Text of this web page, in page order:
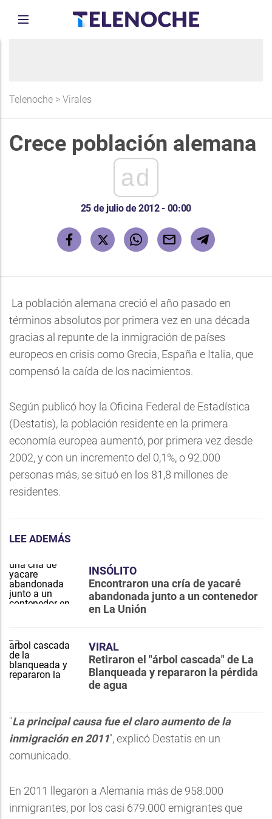
Telenoche > Virales
Crece población alemana
ad
25 de julio de 2012 - 00:00
La población alemana creció el año pasado en
términos absolutos por primera vez en una década
gracias al repunte de la inmigración de países
europeos en crisis como Grecia, España e Italia, que
compensó la caída de los nacimientos.
Según publicó hoy la Oficina Federal de Estadística
(Destatis), la población residente en la primera
economía europea aumentó, por primera vez desde
2002, y con un incremento del 0,1%, o 92.000
personas más, se situó en los 81,8 millones de
residentes.
LEE ADEMÁS
INSÓLITO
Encontraron una cría de yacaré
abandonada junto a un contenedor
en La Unión
VIRAL
Retiraron el "árbol cascada" de La
Blanqueada y repararon la pérdida
de agua
"La principal causa fue el claro aumento de la
inmigración en 2011", explicó Destatis en un
comunicado.
En 2011 llegaron a Alemania más de 958.000
inmigrantes, por los casi 679.000 emigrantes que